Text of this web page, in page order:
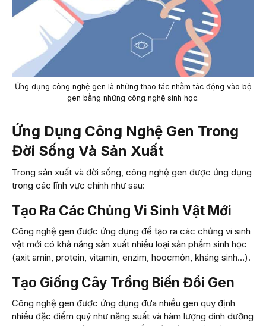
Ứng dụng công nghệ gen là những thao tác nhằm tác động vào bộ
gen bằng những công nghệ sinh học.
Ứng Dụng Công Nghệ Gen Trong
Đời Sống Và Sản Xuất
Trong sản xuất và đời sống, công nghệ gen được ứng dụng
trong các lĩnh vực chính như sau:
Tạo Ra Các Chủng Vi Sinh Vật Mới
Công nghệ gen được ứng dụng để tạo ra các chủng vi sinh
vật mới có khả năng sản xuất nhiều loại sản phẩm sinh học
(axit amin, protein, vitamin, enzim, hoocmôn, kháng sinh…).
Tạo Giống Cây Trồng Biến Đổi Gen
Công nghệ gen được ứng dụng đưa nhiều gen quy định
nhiều đặc điểm quý như năng suất và hàm lượng dinh dưỡng